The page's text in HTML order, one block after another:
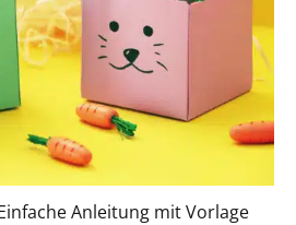
Anleitung mit Vorlage